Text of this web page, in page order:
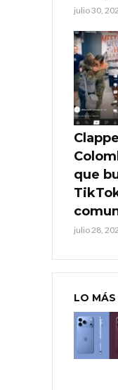
julio 30,
que
julio 28,
LO